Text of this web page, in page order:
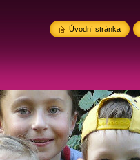
Úvodní stránka